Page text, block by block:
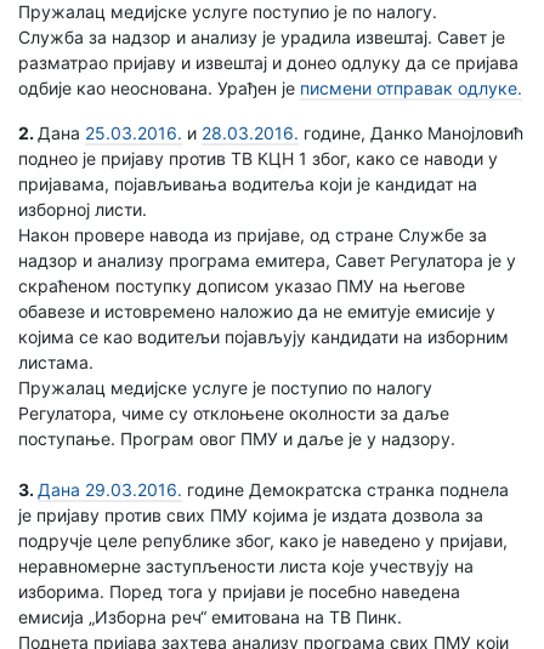
Пружалац медијске услуге поступио је по налогу.
Служба за надзор и анализу је урадила извештај. Савет је
разматрао пријаву и извештај и донео одлуку да се пријава
одбије као неоснована. Урађен је писмени отправак одлуке.
2. Дана 25.03.2016. и 28.03.2016. године, Данко Манојловић
поднео је пријаву против ТВ КЦН 1 због, како се наводи у
пријавама, појављивања водитеља који је кандидат на
изборној листи.
Након провере навода из пријаве, од стране Службе за
надзор и анализу програма емитера, Савет Регулатора је у
скраћеном поступку дописом указао ПМУ на његове
обавезе и истовремено наложио да не емитује емисије у
којима се као водитељи појављују кандидати на изборним
листама.
Пружалац медијске услуге је поступио по налогу
Регулатора, чиме су отклоњене околности за даље
поступање. Програм овог ПМУ и даље је у надзору.
3. Дана 29.03.2016. године Демократска странка поднела
је пријаву против свих ПМУ којима је издата дозвола за
подручје целе републике због, како је наведено у пријави,
неравномерне заступљености листа које учествују на
изборима. Поред тога у пријави је посебно наведена
емисија „Изборна реч“ емитована на ТВ Пинк.
Поднета пријава захтева анализу програма свих ПМУ који